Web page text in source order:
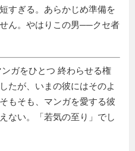
すぎる。あらかじめ準備を
ん。やはりこの男──クセ者
ガをひとつ 終わらせる権
たが、いまの彼にはそのよ
もそも、マンガを愛する彼
ない。「若気の至り」でし